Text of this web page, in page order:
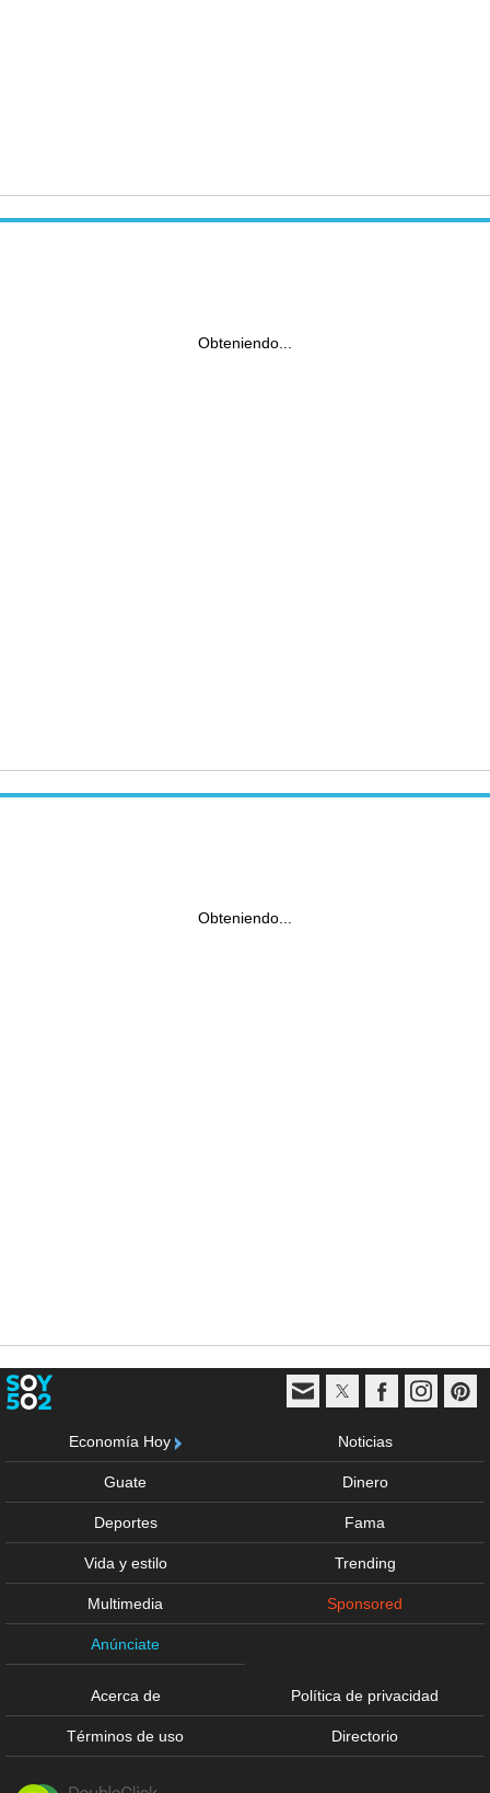
Obteniendo...
Obteniendo...
Economía Hoy Noticias
Guate Dinero
Deportes Fama
Vida y estilo Trending
Multimedia Sponsored
Anúnciate
Acerca de Política de privacidad
Términos de uso Directorio